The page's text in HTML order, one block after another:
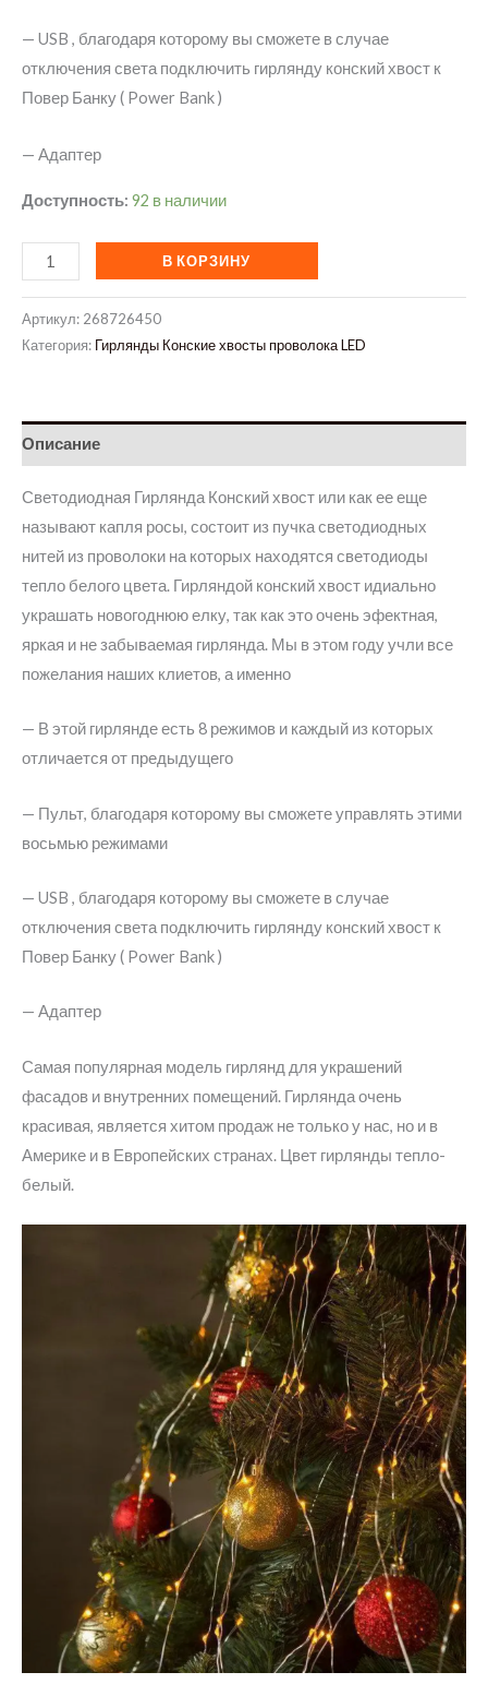
— USB , благодаря которому вы сможете в случае
отключения света подключить гирлянду конский хвост к
Повер Банку ( Power Bank )
— Адаптер
Доступность: 92 в наличии
Количество
товара
Светодиодная
гирлянда
led
25
линий
по
2,5
м,
8
режимов
USB
+
адаптер.
Теплый
В КОРЗИНУ
Артикул: 268726450
Категория: Гирлянды Конские хвосты проволока LED
Описание
Светодиодная Гирлянда Конский хвост или как ее еще
называют капля росы, состоит из пучка светодиодных
нитей из проволоки на которых находятся светодиоды
тепло белого цвета. Гирляндой конский хвост идиально
украшать новогоднюю елку, так как это очень эфектная,
яркая и не забываемая гирлянда. Мы в этом году учли все
пожелания наших клиетов, а именно
— В этой гирлянде есть 8 режимов и каждый из которых
отличается от предыдущего
— Пульт, благодаря которому вы сможете управлять этими
восьмью режимами
— USB , благодаря которому вы сможете в случае
отключения света подключить гирлянду конский хвост к
Повер Банку ( Power Bank )
— Адаптер
Самая популярная модель гирлянд для украшений
фасадов и внутренних помещений. Гирлянда очень
красивая, является хитом продаж не только у нас, но и в
Америке и в Европейских странах. Цвет гирлянды тепло-
белый.